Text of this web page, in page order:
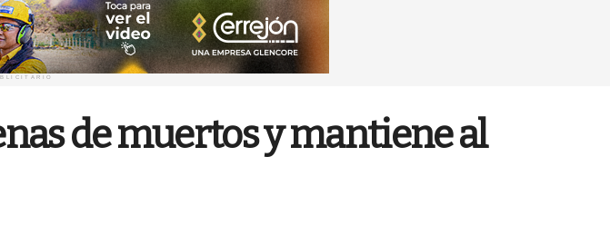
de muertos y mantiene al